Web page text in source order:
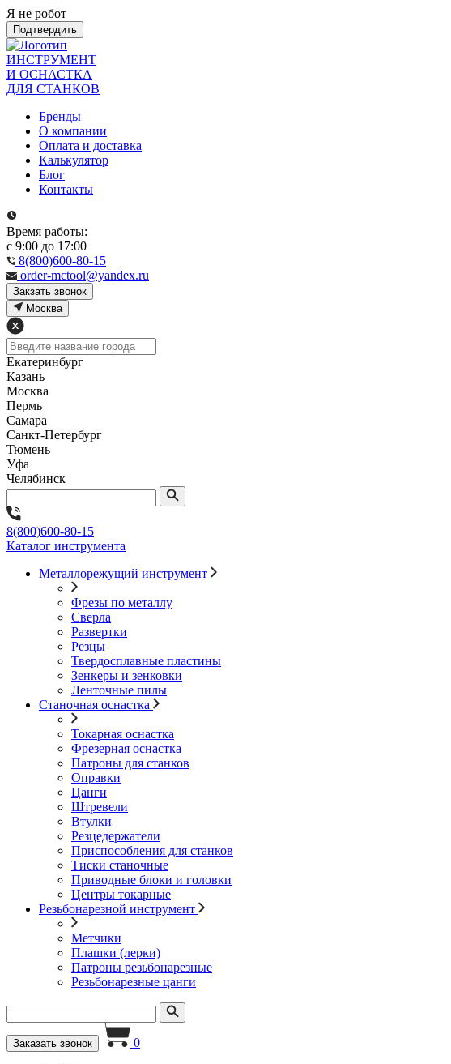
Я не робот
Подтвердить
ИНСТРУМЕНТ
И ОСНАСТКА
ДЛЯ СТАНКОВ
Бренды
О компании
Оплата и доставка
Калькулятор
Блог
Контакты
Время работы:
с 9:00 до 17:00
8(800)600-80-15
order-mctool@yandex.ru
Закзать звонок
Москва
Екатеринбург
Казань
Москва
Пермь
Самара
Санкт-Петербург
Тюмень
Уфа
Челябинск
8(800)600-80-15
Каталог инструмента
Металлорежущий инструмент
Фрезы по металлу
Сверла
Развертки
Резцы
Твердосплавные пластины
Зенкеры и зенковки
Ленточные пилы
Станочная оснастка
Токарная оснастка
Фрезерная оснастка
Патроны для станков
Оправки
Цанги
Штревели
Втулки
Резцедержатели
Приспособления для станков
Тиски станочные
Приводные блоки и головки
Центры токарные
Резьбонарезной инструмент
Метчики
Плашки (лерки)
Патроны резьбонарезные
Резьбонарезные цанги
Заказать звонок 0